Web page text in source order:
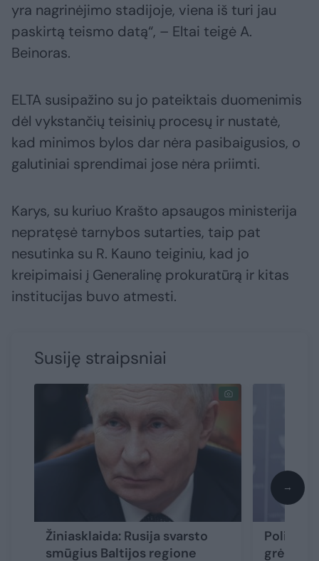
yra nagrinėjimo stadijoje, viena iš turi jau
paskirtą teismo datą“, – Eltai teigė A.
Beinoras.
ELTA susipažino su jo pateiktais duomenimis
dėl vykstančių teisinių procesų ir nustatė,
kad minimos bylos dar nėra pasibaigusios, o
galutiniai sprendimai jose nėra priimti.
Karys, su kuriuo Krašto apsaugos ministerija
nepratęsė tarnybos sutarties, taip pat
nesutinka su R. Kauno teiginiu, kad jo
kreipimaisi į Generalinę prokuratūrą ir kitas
institucijas buvo atmesti.
Susiję straipsniai
Žiniasklaida: Rusija svarsto
smūgius Baltijos regione
Politikai
grėsmę
→